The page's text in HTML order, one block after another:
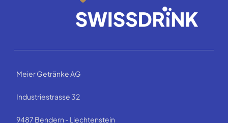
Meier Getränke AG
Industriestrasse 32
9487 Bendern - Liechtenstein